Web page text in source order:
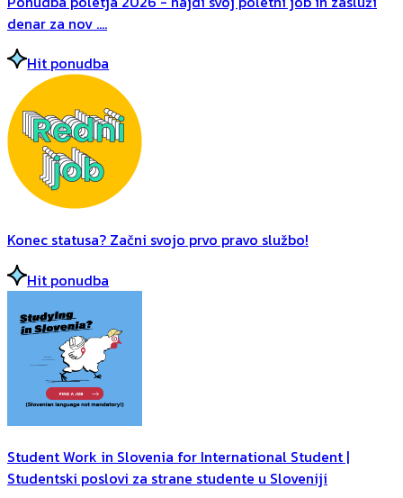
denar za nov ....
Hit ponudba
Konec statusa? Začni svojo prvo pravo službo!
Hit ponudba
Student Work in Slovenia for International Student |
Studentski poslovi za strane studente u Sloveniji